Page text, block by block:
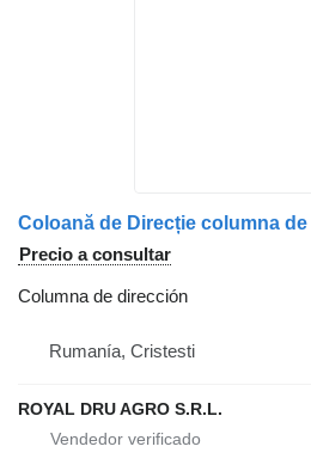
Precio a consultar
Columna de dirección
Rumanía, Cristesti
ROYAL DRU AGRO S.R.L.